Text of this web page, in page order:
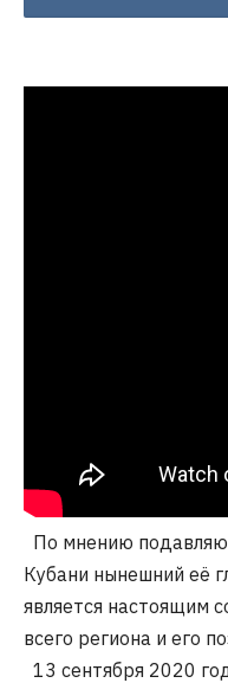
По мнению
Кубани нынешний её
является настоящим
всего региона и его
13 сентября 2020